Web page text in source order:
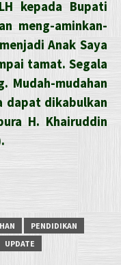
kepada Bupati
meng-aminkan-
Anak Saya
tamat. Segala
Mudah-mudahan
dapat dikabulkan
H. Khairuddin
PENDIDIKAN
UPDATE